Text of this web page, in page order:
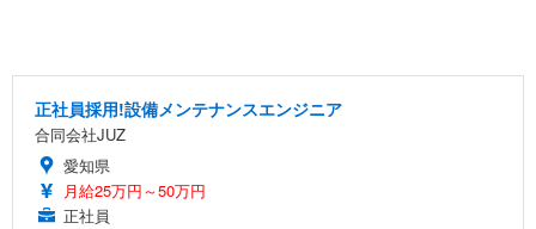
正社員採用!設備メンテナンスエンジニア
合同会社JUZ
愛知県
月給25万円～50万円
正社員